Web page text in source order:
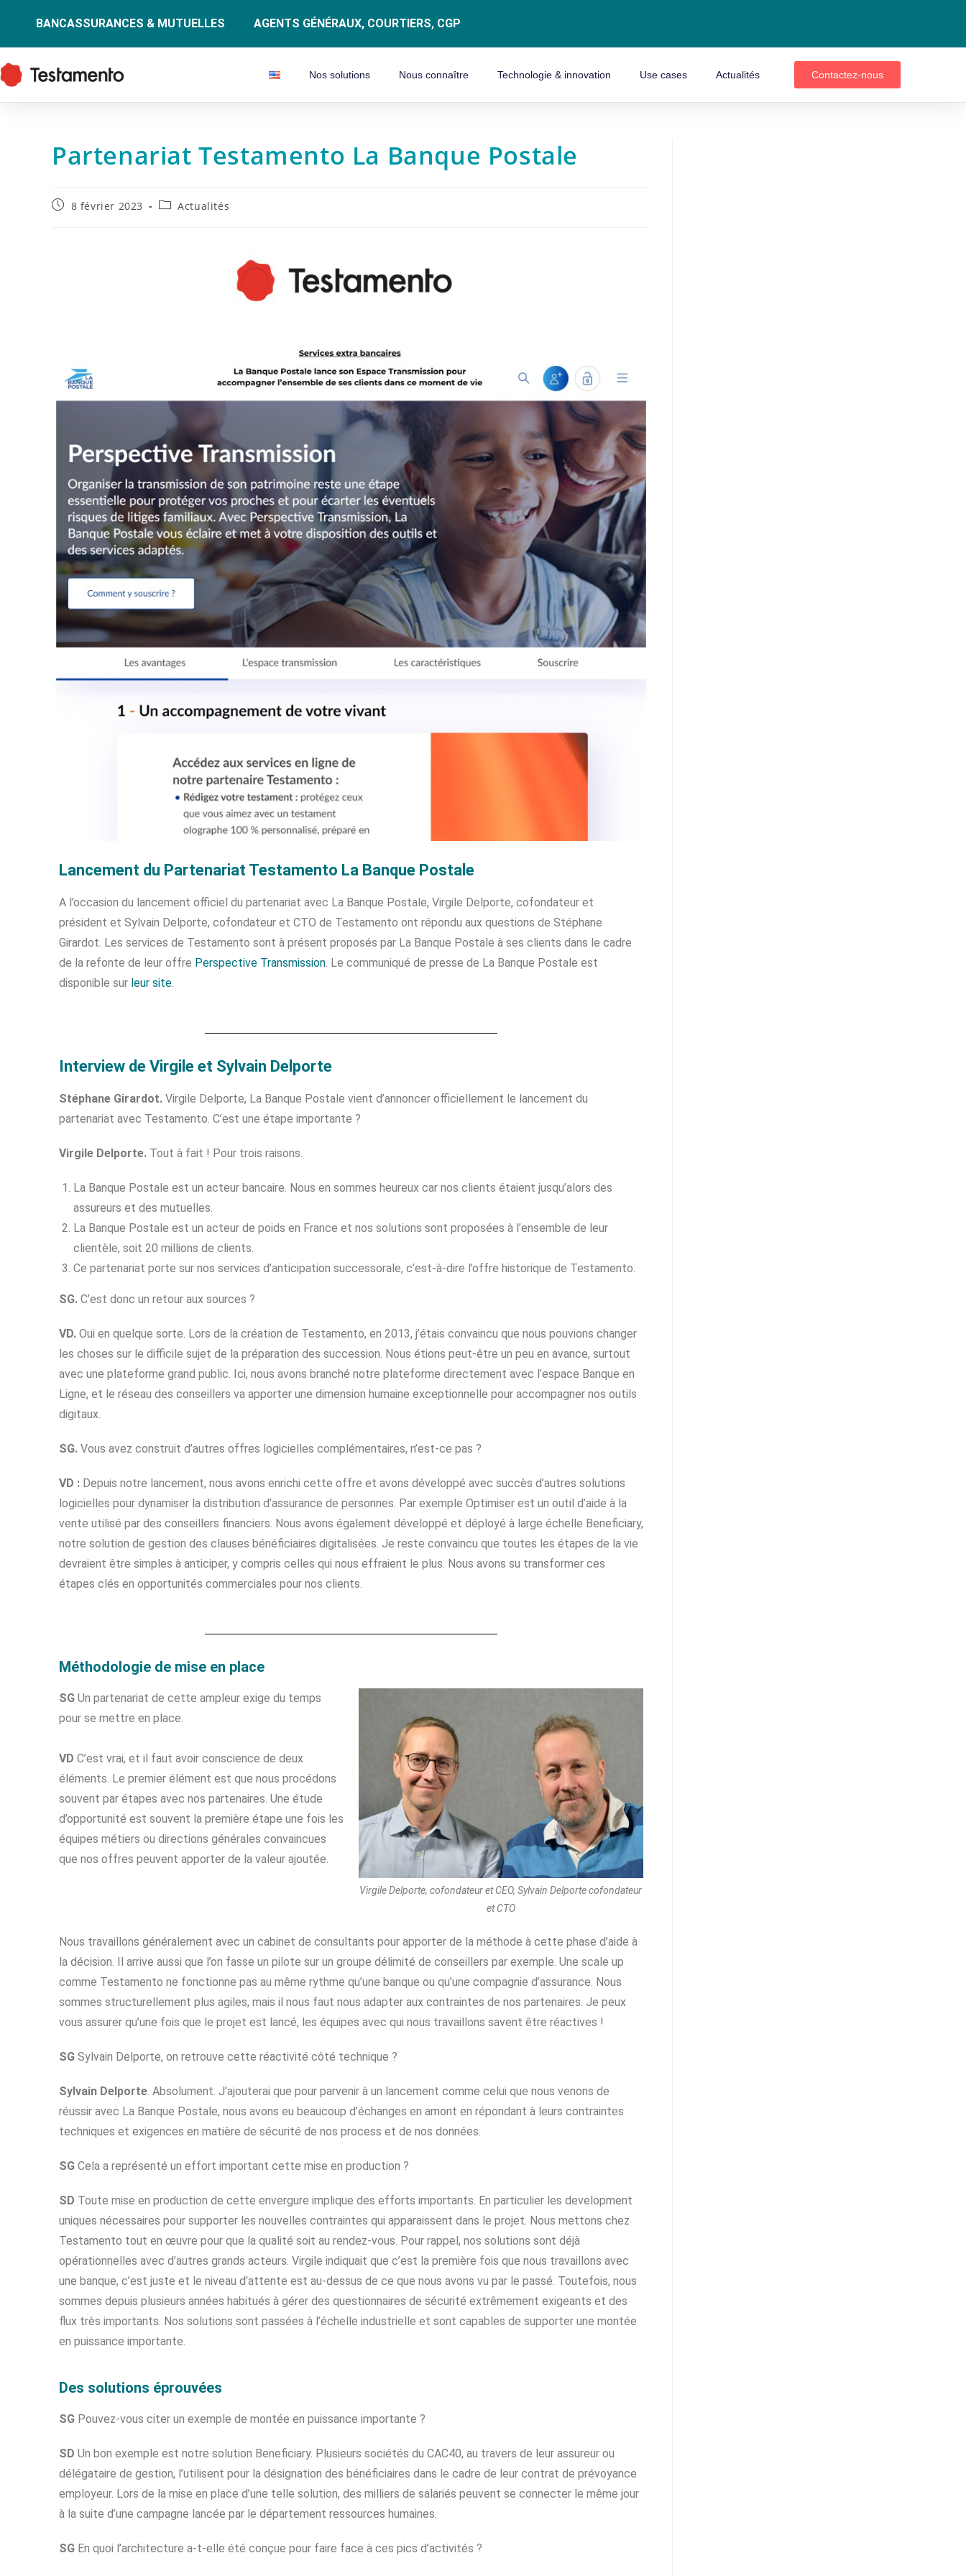
BANCASSURANCES & MUTUELLES AGENTS GÉNÉRAUX, COURTIERS, CGP
Nos solutions Nous connaître Technologie & innovation Use cases Actualités Contactez-nous
Partenariat Testamento La Banque Postale
8 février 2023 Actualités
Lancement du Partenariat Testamento La Banque Postale
A l’occasion du lancement officiel du partenariat avec La Banque Postale, Virgile Delporte, cofondateur et
président et Sylvain Delporte, cofondateur et CTO de Testamento ont répondu aux questions de Stéphane
Girardot. Les services de Testamento sont à présent proposés par La Banque Postale à ses clients dans le cadre
de la refonte de leur offre Perspective Transmission. Le communiqué de presse de La Banque Postale est
disponible sur leur site.
Interview de Virgile et Sylvain Delporte
Stéphane Girardot. Virgile Delporte, La Banque Postale vient d’annoncer officiellement le lancement du
partenariat avec Testamento. C’est une étape importante ?
Virgile Delporte. Tout à fait ! Pour trois raisons.
La Banque Postale est un acteur bancaire. Nous en sommes heureux car nos clients étaient jusqu’alors des
assureurs et des mutuelles.
La Banque Postale est un acteur de poids en France et nos solutions sont proposées à l’ensemble de leur
clientèle, soit 20 millions de clients.
Ce partenariat porte sur nos services d’anticipation successorale, c’est-à-dire l’offre historique de Testamento.
SG. C’est donc un retour aux sources ?
VD. Oui en quelque sorte. Lors de la création de Testamento, en 2013, j’étais convaincu que nous pouvions changer
les choses sur le difficile sujet de la préparation des succession. Nous étions peut-être un peu en avance, surtout
avec une plateforme grand public. Ici, nous avons branché notre plateforme directement avec l’espace Banque en
Ligne, et le réseau des conseillers va apporter une dimension humaine exceptionnelle pour accompagner nos outils
digitaux.
SG. Vous avez construit d’autres offres logicielles complémentaires, n’est-ce pas ?
VD : Depuis notre lancement, nous avons enrichi cette offre et avons développé avec succès d’autres solutions
logicielles pour dynamiser la distribution d’assurance de personnes. Par exemple Optimiser est un outil d’aide à la
vente utilisé par des conseillers financiers. Nous avons également développé et déployé à large échelle Beneficiary,
notre solution de gestion des clauses bénéficiaires digitalisées. Je reste convaincu que toutes les étapes de la vie
devraient être simples à anticiper, y compris celles qui nous effraient le plus. Nous avons su transformer ces
étapes clés en opportunités commerciales pour nos clients.
Méthodologie de mise en place
SG Un partenariat de cette ampleur exige du temps
pour se mettre en place.
VD C’est vrai, et il faut avoir conscience de deux
éléments. Le premier élément est que nous procédons
souvent par étapes avec nos partenaires. Une étude
d’opportunité est souvent la première étape une fois les
équipes métiers ou directions générales convaincues
que nos offres peuvent apporter de la valeur ajoutée.
Virgile Delporte, cofondateur et CEO, Sylvain Delporte cofondateur
et CTO
Nous travaillons généralement avec un cabinet de consultants pour apporter de la méthode à cette phase d’aide à
la décision. Il arrive aussi que l’on fasse un pilote sur un groupe délimité de conseillers par exemple. Une scale up
comme Testamento ne fonctionne pas au même rythme qu’une banque ou qu’une compagnie d’assurance. Nous
sommes structurellement plus agiles, mais il nous faut nous adapter aux contraintes de nos partenaires. Je peux
vous assurer qu’une fois que le projet est lancé, les équipes avec qui nous travaillons savent être réactives !
SG Sylvain Delporte, on retrouve cette réactivité côté technique ?
Sylvain Delporte. Absolument. J’ajouterai que pour parvenir à un lancement comme celui que nous venons de
réussir avec La Banque Postale, nous avons eu beaucoup d’échanges en amont en répondant à leurs contraintes
techniques et exigences en matière de sécurité de nos process et de nos données.
SG Cela a représenté un effort important cette mise en production ?
SD Toute mise en production de cette envergure implique des efforts importants. En particulier les development
uniques nécessaires pour supporter les nouvelles contraintes qui apparaissent dans le projet. Nous mettons chez
Testamento tout en œuvre pour que la qualité soit au rendez-vous. Pour rappel, nos solutions sont déjà
opérationnelles avec d’autres grands acteurs. Virgile indiquait que c’est la première fois que nous travaillons avec
une banque, c’est juste et le niveau d’attente est au-dessus de ce que nous avons vu par le passé. Toutefois, nous
sommes depuis plusieurs années habitués à gérer des questionnaires de sécurité extrêmement exigeants et des
flux très importants. Nos solutions sont passées à l’échelle industrielle et sont capables de supporter une montée
en puissance importante.
Des solutions éprouvées
SG Pouvez-vous citer un exemple de montée en puissance importante ?
SD Un bon exemple est notre solution Beneficiary. Plusieurs sociétés du CAC40, au travers de leur assureur ou
délégataire de gestion, l’utilisent pour la désignation des bénéficiaires dans le cadre de leur contrat de prévoyance
employeur. Lors de la mise en place d’une telle solution, des milliers de salariés peuvent se connecter le même jour
à la suite d’une campagne lancée par le département ressources humaines.
SG En quoi l’architecture a-t-elle été conçue pour faire face à ces pics d’activités ?